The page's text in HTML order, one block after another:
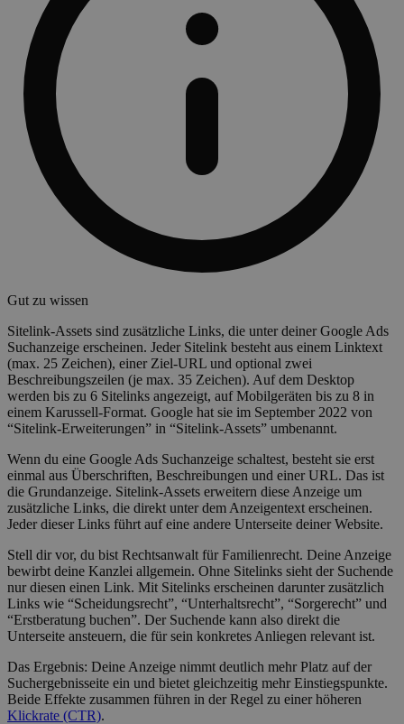
Gut zu wissen
Sitelink-Assets sind zusätzliche Links, die unter deiner Google Ads
Suchanzeige erscheinen. Jeder Sitelink besteht aus einem Linktext
(max. 25 Zeichen), einer Ziel-URL und optional zwei
Beschreibungszeilen (je max. 35 Zeichen). Auf dem Desktop
werden bis zu 6 Sitelinks angezeigt, auf Mobilgeräten bis zu 8 in
einem Karussell-Format. Google hat sie im September 2022 von
“Sitelink-Erweiterungen” in “Sitelink-Assets” umbenannt.
Wenn du eine Google Ads Suchanzeige schaltest, besteht sie erst
einmal aus Überschriften, Beschreibungen und einer URL. Das ist
die Grundanzeige. Sitelink-Assets erweitern diese Anzeige um
zusätzliche Links, die direkt unter dem Anzeigentext erscheinen.
Jeder dieser Links führt auf eine andere Unterseite deiner Website.
Stell dir vor, du bist Rechtsanwalt für Familienrecht. Deine Anzeige
bewirbt deine Kanzlei allgemein. Ohne Sitelinks sieht der Suchende
nur diesen einen Link. Mit Sitelinks erscheinen darunter zusätzlich
Links wie “Scheidungsrecht”, “Unterhaltsrecht”, “Sorgerecht” und
“Erstberatung buchen”. Der Suchende kann also direkt die
Unterseite ansteuern, die für sein konkretes Anliegen relevant ist.
Das Ergebnis: Deine Anzeige nimmt deutlich mehr Platz auf der
Suchergebnisseite ein und bietet gleichzeitig mehr Einstiegspunkte.
Beide Effekte zusammen führen in der Regel zu einer höheren
Klickrate (CTR).